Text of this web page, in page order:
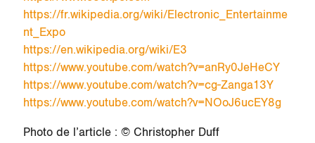
https://fr.wikipedia.org/wiki/Electronic_Entertainme
nt_Expo
https://en.wikipedia.org/wiki/E3
https://www.youtube.com/watch?v=anRy0JeHeCY
https://www.youtube.com/watch?v=cg-Zanga13Y
https://www.youtube.com/watch?v=NOoJ6ucEY8g
Photo de l’article : © Christopher Duff